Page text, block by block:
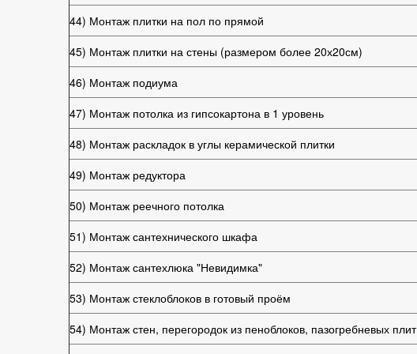
44) Монтаж плитки на пол по прямой
45) Монтаж плитки на стены (размером более 20х20см)
46) Монтаж подиума
47) Монтаж потолка из гипсокартона в 1 уровень
48) Монтаж раскладок в углы керамической плитки
49) Монтаж редуктора
50) Монтаж реечного потолка
51) Монтаж сантехнического шкафа
52) Монтаж сантехлюка "Невидимка"
53) Монтаж стеклоблоков в готовый проём
54) Монтаж стен, перегородок из пеноблоков, пазогребневых плит